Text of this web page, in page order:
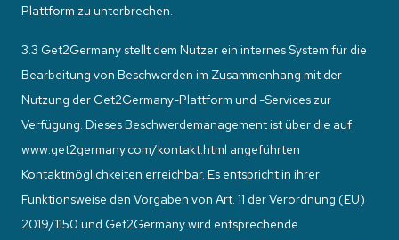
Plattform zu unterbrechen.
3.3 Get2Germany stellt dem Nutzer ein internes System für die
Bearbeitung von Beschwerden im Zusammenhang mit der
Nutzung der Get2Germany-Plattform und -Services zur
Verfügung. Dieses Beschwerdemanagement ist über die auf
www.get2germany.com/kontakt.html angeführten
Kontaktmöglichkeiten erreichbar. Es entspricht in ihrer
Funktionsweise den Vorgaben von Art. 11 der Verordnung (EU)
2019/1150 und Get2Germany wird entsprechende